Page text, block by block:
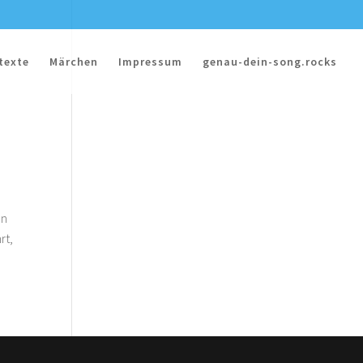
Märchen Impressum genau-dein-song.rocks